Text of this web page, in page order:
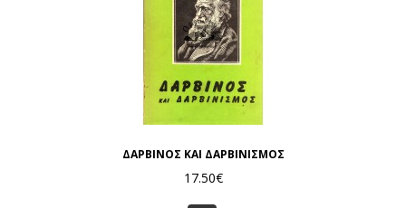
ΔΑΡΒΙΝΟΣ ΚΑΙ ΔΑΡΒΙΝΙΣΜΟΣ
17.50€